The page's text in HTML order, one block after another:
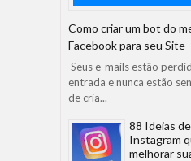
Como criar um bot do
Facebook para seu Site
Seus e-mails estão
entrada e nunca estão
de cria...
88 Ideias
Instagram
melhorar